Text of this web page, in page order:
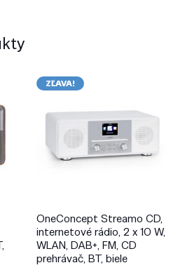
ZĽAVA!
OneConcept Streamo CD,
internetové rádio, 2 x 10 W,
WLAN, DAB+, FM, CD
prehrávač, BT, biele